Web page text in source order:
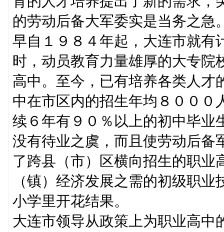
的劳动后备大军委实是当务之急
早自１９８４年起，大连市就有
时，动员教育力量雄厚的大专院
高中。至今，已有培养各类人才
中在市区内的招生年均８０００
续６年有９０％以上的初中毕业
没有待业之虞，而且使劳动后备
了跨县（市）区横向招生的职业
（镇）经济发展之需的初级职
小学里开花结果。
大连市领导从政策上为职业高中